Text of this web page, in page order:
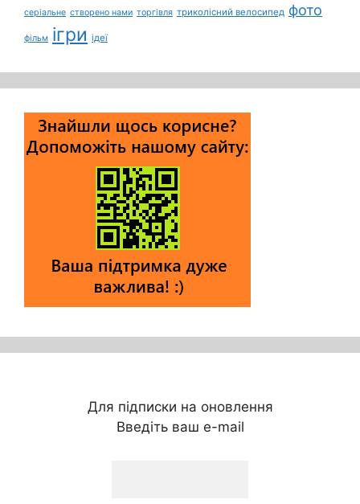
серіальне створено нами торгівля триколісний велосипед фото
фільм ігри ідеї
Для підписки на оновлення
Введіть ваш e-mail